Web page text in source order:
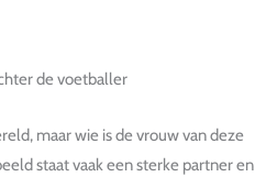
de voetballer
maar wie is de vrouw van deze
staat vaak een sterke partner en